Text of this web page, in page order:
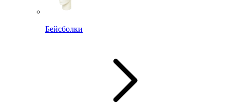
Бейсболки